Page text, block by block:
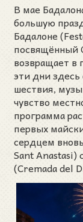
В мае
большую
Бадалоне
посвящённый
возвращает в
эти дни
шествия,
чувство
программа
первых
сердцем
Sant
(Cremada del